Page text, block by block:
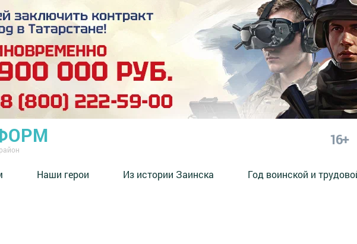
16+
Наши герои Из истории Заинска Год воинской и